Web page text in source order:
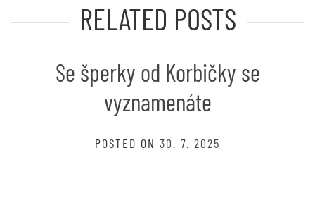
RELATED POSTS
Se šperky od Korbičky se
vyznamenáte
POSTED ON 30. 7. 2025